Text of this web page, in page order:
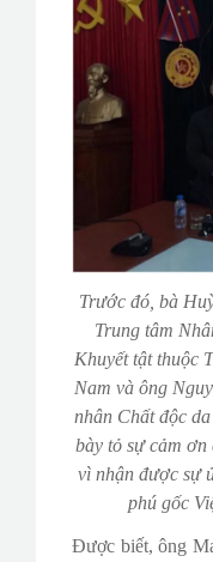
Trước đó, bà
Trung tâm
Khuyết tật thuộc
Nam và ông
nhân Chất độc
bày tỏ sự cảm
vì nhận được sự
phú gốc
Được biết, ông